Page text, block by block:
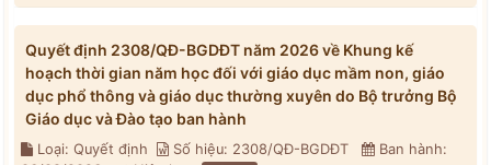
Quyết định 2308/QĐ-BGDĐT năm 2026 về Khung kế
hoạch thời gian năm học đối với giáo dục mầm non, giáo
dục phổ thông và giáo dục thường xuyên do Bộ trưởng Bộ
Giáo dục và Đào tạo ban hành
Loại: Quyết định Số hiệu: 2308/QĐ-BGDĐT
Ban hành: